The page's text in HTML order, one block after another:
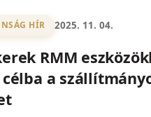
HÍR 2025. 11. 04.
RMM
a